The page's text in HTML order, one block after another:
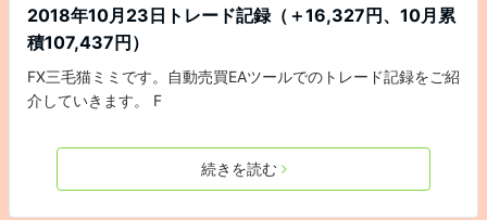
2018年10月23日トレード記録（＋16,327円、10月累
積107,437円）
FX三毛猫ミミです。自動売買EAツールでのトレード記録をご紹
介していきます。 F
続きを読む